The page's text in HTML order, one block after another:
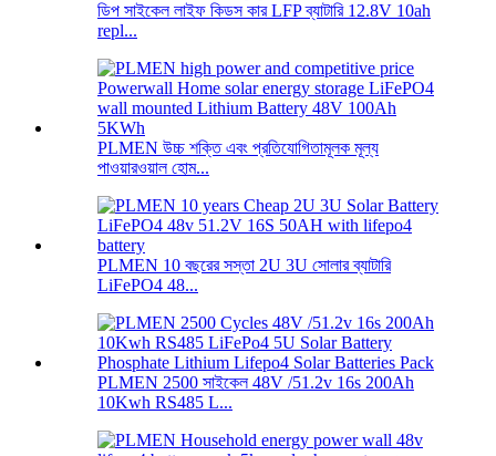
ডিপ সাইকেল লাইফ কিডস কার LFP ব্যাটারি 12.8V 10ah
repl...
PLMEN উচ্চ শক্তি এবং প্রতিযোগিতামূলক মূল্য
পাওয়ারওয়াল হোম...
PLMEN 10 বছরের সস্তা 2U 3U সোলার ব্যাটারি
LiFePO4 48...
PLMEN 2500 সাইকেল 48V /51.2v 16s 200Ah
10Kwh RS485 L...